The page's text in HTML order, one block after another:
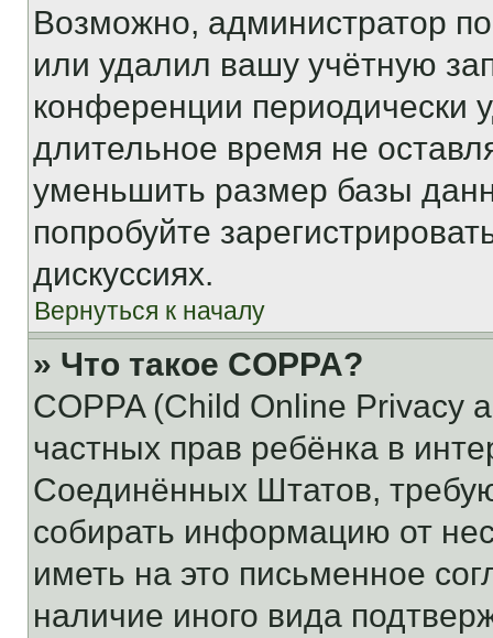
Возможно, администратор
или удалил вашу учётную
конференции периодически
длительное время не
уменьшить размер базы
попробуйте
дискуссиях.
Вернуться к началу
» Что такое COPPA?
COPPA (Child Online Privacy
частных прав ребёнка в
Соединённых Штатов,
собирать информацию от
иметь на это письменное
наличие иного вида